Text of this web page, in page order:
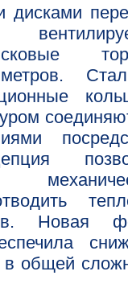
дисками
Новая
в общей